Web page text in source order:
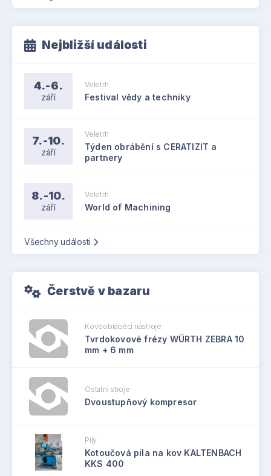
Nejbližší události
4.-6.
září
Veletrh
Festival vědy a techniky
7.-10.
září
Veletrh
Týden obrábění s CERATIZIT a
partnery
8.-10.
září
Veletrh
World of Machining
Všechny události
Čerstvě v bazaru
Kovoobráběcí nástroje
Tvrdokovové frézy WÜRTH ZEBRA 10
mm + 6 mm
Ostatní stroje
Dvoustupňový kompresor
Pily
Kotoučová pila na kov KALTENBACH
KKS 400